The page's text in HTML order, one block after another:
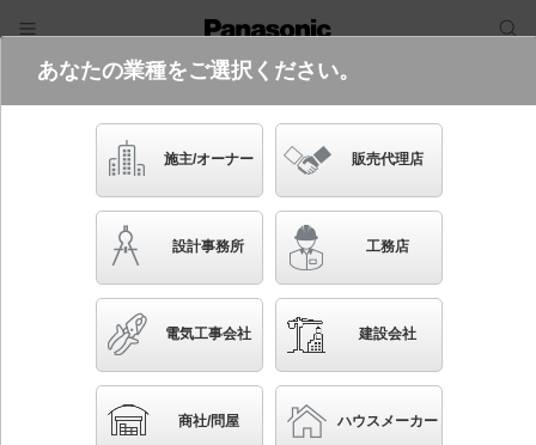
電気・建築設備（ビジネス）
照明器具検索
品番・キーワード
関連商品検索 LED（昼白色）以外を使用
条件を選び直す
310件 ◀ 1/31▼ ▶
あなたの業種をご選択ください。
施主/オーナー 販売代理店
設計事務所 工務店
電気工事会社 建設会社
商社/問屋 ハウスメーカー